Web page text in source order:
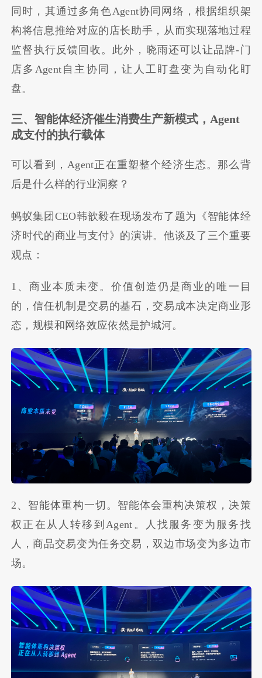
同时，其通过多角色Agent协同网络，根据组织架
构将信息推给对应的店长助手，从而实现落地过程
监督执行反馈回收。此外，晓雨还可以让品牌-门
店多Agent自主协同，让人工盯盘变为自动化盯
盘。
三、智能体经济催生消费生产新模式，Agent
成支付的执行载体
可以看到，Agent正在重塑整个经济生态。那么背
后是什么样的行业洞察？
蚂蚁集团CEO韩歆毅在现场发布了题为《智能体经
济时代的商业与支付》的演讲。他谈及了三个重要
观点：
1、商业本质未变。价值创造仍是商业的唯一目
的，信任机制是交易的基石，交易成本决定商业形
态，规模和网络效应依然是护城河。
2、智能体重构一切。智能体会重构决策权，决策
权正在从人转移到Agent。人找服务变为服务找
人，商品交易变为任务交易，双边市场变为多边市
场。